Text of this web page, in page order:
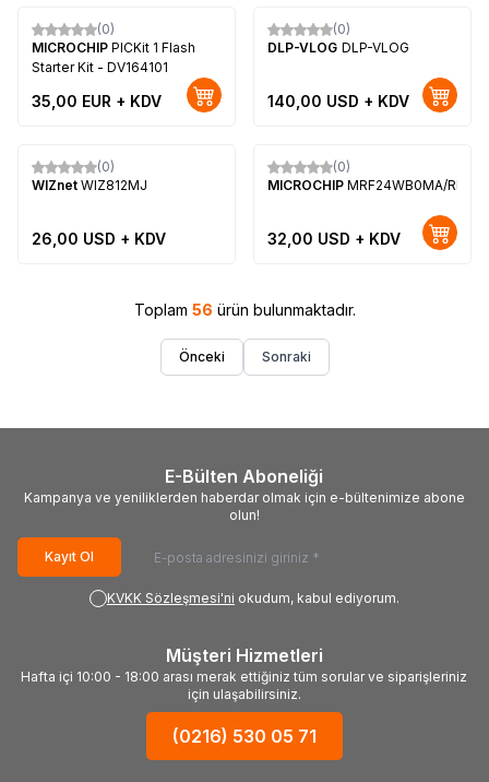
Yeni
(0)
MICROCHIP PICKit 1 Flash
Starter Kit - DV164101
35,00 EUR + KDV
Yeni
(0)
DLP-VLOG DLP-VLOG
140,00 USD + KDV
Yeni
(0)
WIZnet WIZ812MJ
26,00 USD + KDV
Yeni
(0)
MICROCHIP MRF24WB0MA/RM
32,00 USD + KDV
Toplam 56 ürün bulunmaktadır.
Önceki Sonraki
E-Bülten Aboneliği
Kampanya ve yeniliklerden haberdar olmak için e-bültenimize abone
olun!
Kayıt Ol
KVKK Sözleşmesi'ni okudum, kabul ediyorum.
Müşteri Hizmetleri
Hafta içi 10:00 - 18:00 arası merak ettiğiniz tüm sorular ve siparişleriniz
için ulaşabilirsiniz.
(0216) 530 05 71